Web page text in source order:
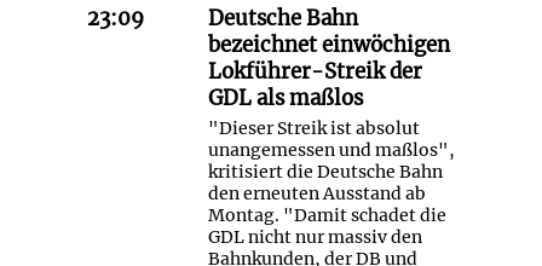
23:09
Deutsche Bahn
bezeichnet einwöchigen
Lokführer-Streik der
GDL als maßlos
"Dieser Streik ist absolut
unangemessen und maßlos",
kritisiert die Deutsche Bahn
den erneuten Ausstand ab
Montag. "Damit schadet die
GDL nicht nur massiv den
Bahnkunden, der DB und